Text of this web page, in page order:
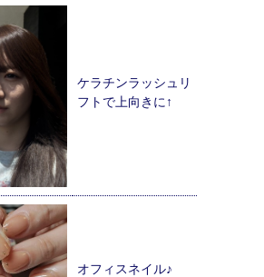
ケラチンラッシュリ
フトで上向きに↑
オフィスネイル♪